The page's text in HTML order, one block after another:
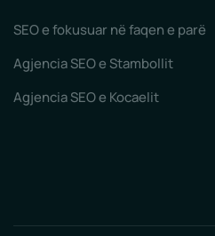
SEO e fokusuar në faqen e parë
Agjencia SEO e Stambollit
Agjencia SEO e Kocaelit